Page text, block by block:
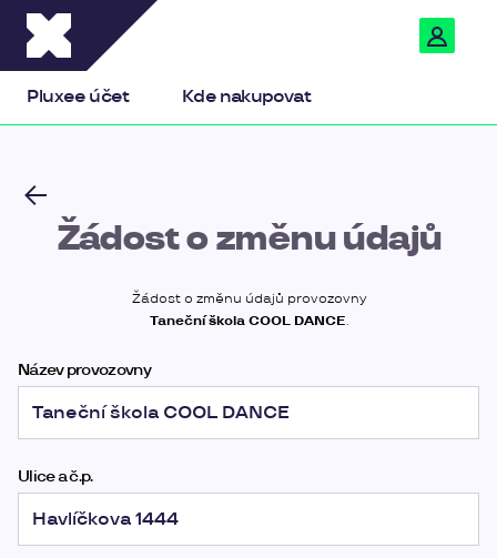
Pluxee účet Kde nakupovat
Žádost o změnu údajů
Žádost o změnu údajů provozovny
Taneční škola COOL DANCE.
Název provozovny
Ulice a č.p.